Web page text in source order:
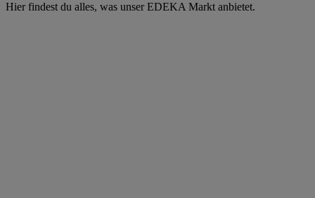
Hier findest du alles, was unser EDEKA Markt anbietet.